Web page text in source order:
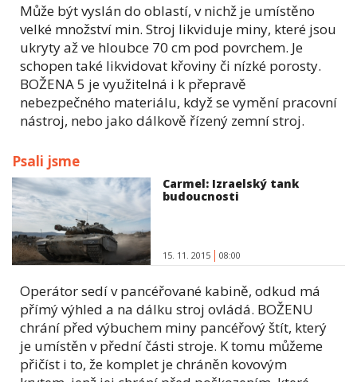
Může být vyslán do oblastí, v nichž je umístěno
velké množství min. Stroj likviduje miny, které jsou
ukryty až ve hloubce 70 cm pod povrchem. Je
schopen také likvidovat křoviny či nízké porosty.
BOŽENA 5 je využitelná i k přepravě
nebezpečného materiálu, když se vymění pracovní
nástroj, nebo jako dálkově řízený zemní stroj.
Psali jsme
Carmel: Izraelský tank
budoucnosti
15. 11. 2015 08:00
Operátor sedí v pancéřované kabině, odkud má
přímý výhled a na dálku stroj ovládá. BOŽENU
chrání před výbuchem miny pancéřový štít, který
je umístěn v přední části stroje. K tomu můžeme
přičíst i to, že komplet je chráněn kovovým